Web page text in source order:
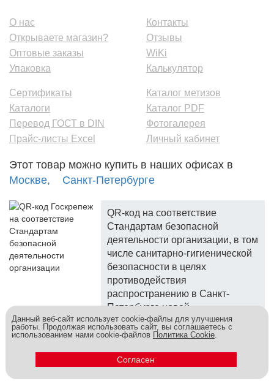
О нас
Открываете магазин?
Оптовые заказы
Упаковка
Контакты
Отзывы
WiKi
Калькулятор
Сертификаты
Каталоги
Перевод ГОСТ в DIN
Прайс-листы Excel
Каталог метизов
Каталог PDF
Фотогалерея
Личный кабинет
Этот товар можно купить в наших офисах в
Москве,
Санкт-Петербурге
QR-код на соответствие
Стандартам безопасной
деятельности организации, в том
числе санитарно-гигиенической
безопасности в целях
противодействия
распространению в Санкт-
Петербурге новой
коронавирусной инфекции.
Метизы и крепеж оптом - это к нам! © 2026
Данный веб-сайт использует cookie-файлы для улучшения
работы. Продолжая использовать сайт, вы соглашаетесь с
использованием нами cookie-файлов Политика Cookie.
Согласен